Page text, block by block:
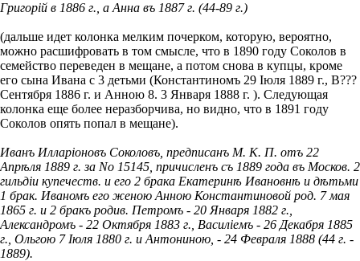
Григорій в 1886 г., а Анна въ 1887 г. (44-89 г.)
(дальше идет колонка мелким почерком, которую, вероятно,
можно расшифровать в том смысле, что в 1890 году Соколов в
семейство переведен в мещане, а потом снова в купцы, кроме
его сына Ивана с 3 детьми (Константиномъ 29 Іюля 1889 г., В???
Сентября 1886 г. и Анною 8. 3 Января 1888 г. ). Следующая
колонка еще более неразборчива, но видно, что в 1891 году
Соколов опять попал в мещане).
Иванъ Илларіоновъ Соколовъ, предписанъ М. К. П. отъ 22
Апрѣля 1889 г. за No 15145, причисленъ съ 1889 года въ Москов. 2
гильдіи купечеств. и его 2 брака Екатеринѣ Ивановнѣ и дѣтьми
1 брак. Иваномъ его женою Анною Константиновой род. 7 мая
1865 г. и 2 бракъ родив. Петромъ - 20 Января 1882 г.,
Александромъ - 22 Октября 1883 г., Василіемъ - 26 Декабря 1885
г., Ольгою 7 Iюля 1880 г. и Антониною, - 24 Февраля 1888 (44 г. -
1889).